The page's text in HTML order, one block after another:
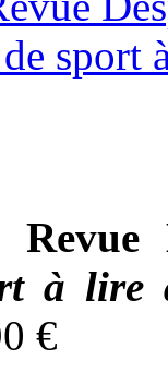
Revue
à lire
€